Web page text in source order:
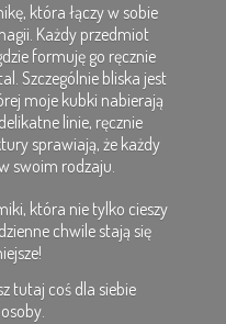
która łączy w sobie
Każdy przedmiot
formuję go ręcznie
Szczególnie bliska jest
moje kubki nabierają
linie, ręcznie
sprawiają, że każdy
swoim rodzaju.
która nie tylko cieszy
chwile stają się
tutaj coś dla siebie